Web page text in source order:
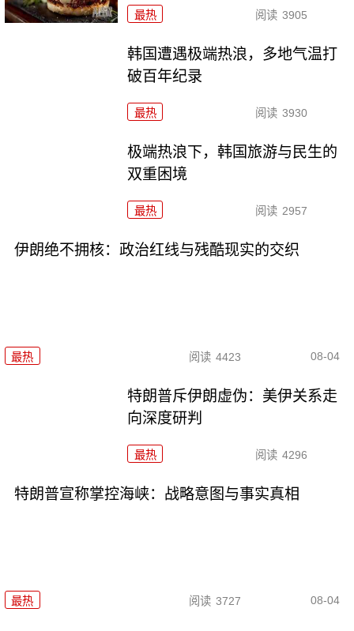
最热 阅读 3905
韩国遭遇极端热浪，多地气温打
破百年纪录
最热 阅读 3930
极端热浪下，韩国旅游与民生的
双重困境
最热 阅读 2957
伊朗绝不拥核：政治红线与残酷现实的交织
最热 阅读 4423 08-04
特朗普斥伊朗虚伪：美伊关系走
向深度研判
最热 阅读 4296
特朗普宣称掌控海峡：战略意图与事实真相
最热 阅读 3727 08-04